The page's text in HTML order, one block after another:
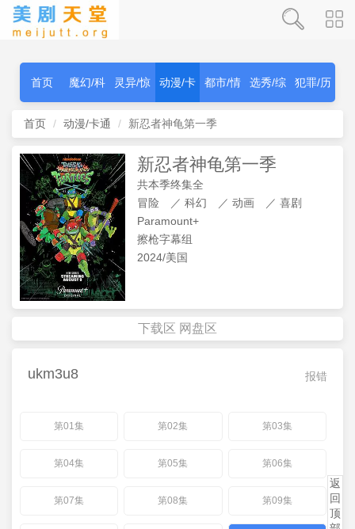
首页 魔幻/科
幻
灵异/惊
秫
动漫/卡
通
都市/情 选秀/综 犯罪/历
首页 动漫/卡通 新忍者神龟第一季
新忍者神龟第一季
共本季终集全
冒险
／ 科幻 ／ 动画 ／ 喜剧
Paramount+
擦枪字幕组
2024/美国
下载区 网盘区
报错
ukm3u8
第01集 第02集 第03集
第04集 第05集 第06集
第07集 第08集 第09集
返
回
顶